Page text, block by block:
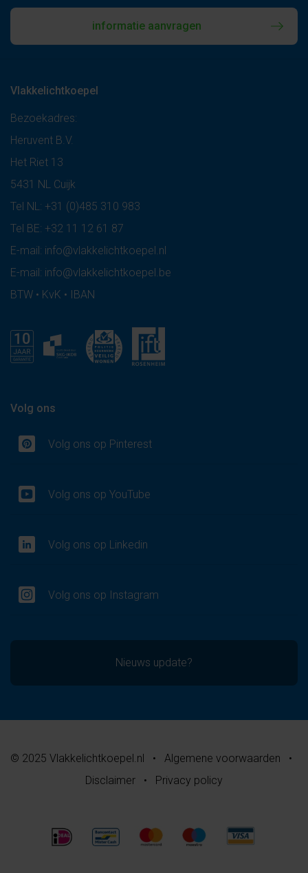
informatie aanvragen
Vlakkelichtkoepel
Bezoekadres:
Heruvent B.V.
Het Riet 13
5431 NL Cuijk
Tel NL: +31 (0)485 310 983
Tel BE: +32 11 12 61 87
E-mail: info@vlakkelichtkoepel.nl
E-mail: info@vlakkelichtkoepel.be
BTW • KvK • IBAN
Volg ons
Volg ons op Pinterest
Volg ons op YouTube
Volg ons op Linkedin
Volg ons op Instagram
Nieuws update?
© 2025 Vlakkelichtkoepel.nl • Algemene voorwaarden
•
Disclaimer
• Privacy policy